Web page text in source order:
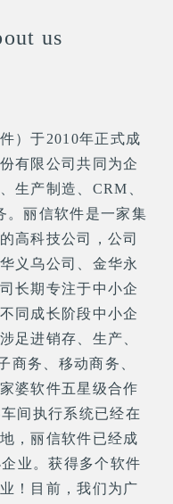
us
）于2010年正式成
有限公司共同为企
生产制造、CRM、
。丽信软件是一家集
高科技公司，公司
义乌公司、金华永
长期专注于中小企
同成长阶段中小企
足进销存、生产、
商务、移动商务、
婆软件五星级合作
间执行系统已经在
，丽信软件已经成
业。获得多个软件
！
目前，我们为广